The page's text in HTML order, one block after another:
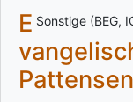
Sonstige (BEG,
E
Pattensen